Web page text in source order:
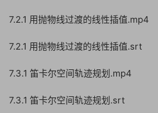
7.2.1 用抛物线过渡的线性插值.mp4
7.2.1 用抛物线过渡的线性插值.srt
7.3.1 笛卡尔空间轨迹规划.mp4
7.3.1 笛卡尔空间轨迹规划.srt